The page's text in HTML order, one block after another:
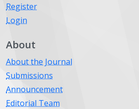
Register
Login
About
About the Journal
Submissions
Announcement
Editorial Team